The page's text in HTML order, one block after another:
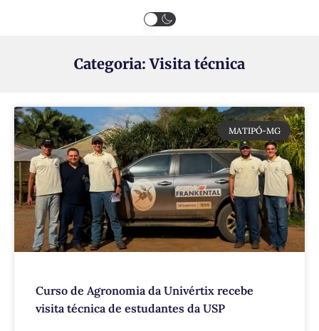
Categoria: Visita técnica
MATIPÓ-MG
Curso de Agronomia da Univértix recebe
visita técnica de estudantes da USP